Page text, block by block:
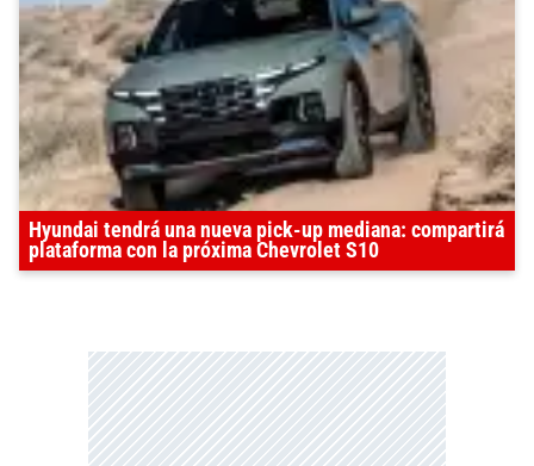
Hyundai tendrá una nueva pick-up mediana: compartirá
plataforma con la próxima Chevrolet S10